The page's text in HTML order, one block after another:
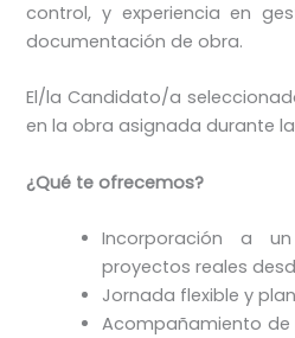
control, y experiencia en
documentación de obra.
El/la Candidato/a
en la obra asignada durante
¿Qué te ofrecemos?
Incorporación a
proyectos reales
Jornada flexible y
Acompañamiento de